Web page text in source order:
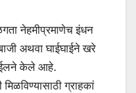
नेहमीप्रमाणेच इंधन
अथवा घाईघाईने खरे
केले आहे.
ग्राहकां